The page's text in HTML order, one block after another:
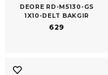
DEORE RD-​M5130-GS
1X10-DELT BAKGIR
629